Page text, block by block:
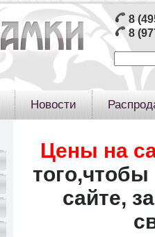
8
8
Новости
Цены на
того,чтобы
сайте,